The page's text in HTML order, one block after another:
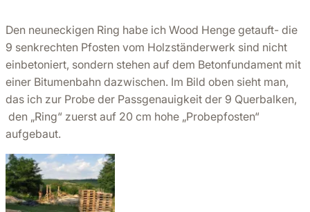
Den neuneckigen Ring habe ich Wood Henge getauft- die
9 senkrechten Pfosten vom Holzständerwerk sind nicht
einbetoniert, sondern stehen auf dem Betonfundament mit
einer Bitumenbahn dazwischen. Im Bild oben sieht man,
das ich zur Probe der Passgenauigkeit der 9 Querbalken,
den „Ring“ zuerst auf 20 cm hohe „Probepfosten“
aufgebaut.